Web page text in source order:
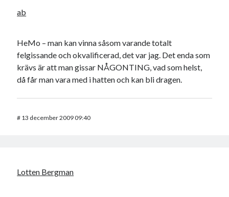
ab
HeMo – man kan vinna såsom varande totalt
felgissande och okvalificerad, det var jag. Det enda som
krävs är att man gissar NÅGONTING, vad som helst,
då får man vara med i hatten och kan bli dragen.
# 13 december 2009 09:40
Lotten Bergman